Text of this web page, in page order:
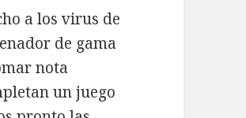
a los virus de
de gama
nota
un juego